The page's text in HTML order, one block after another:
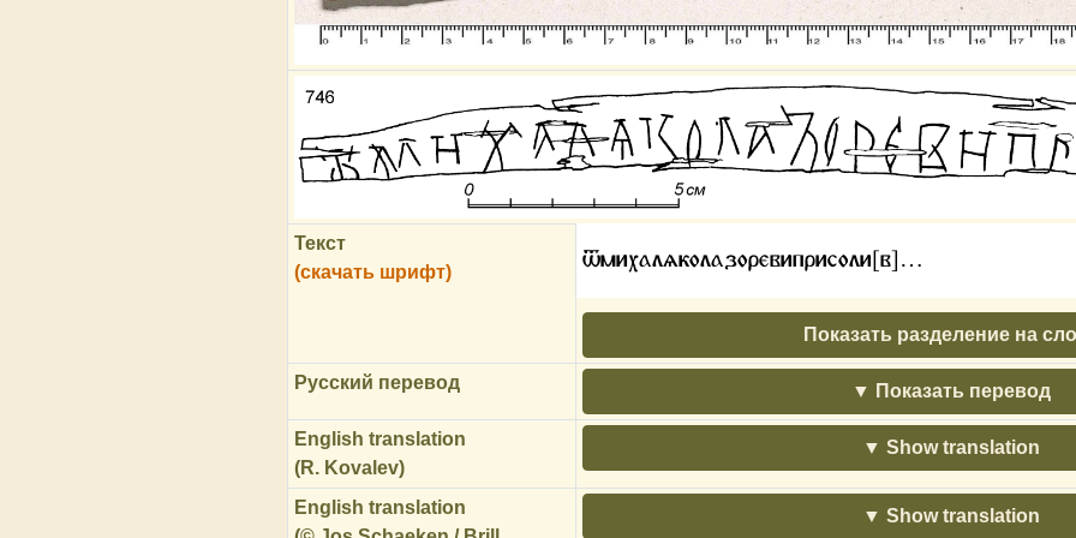
Текст
(скачать шрифт)
ѿмихалѧколазоревиприсоли[в]…
Показать разделение на
Русский перевод Показать перевод
English translation
(R. Kovalev)
Show translation
English translation
Show translation